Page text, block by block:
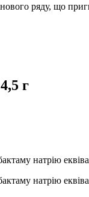
ряду, що
г
натрію
натрію